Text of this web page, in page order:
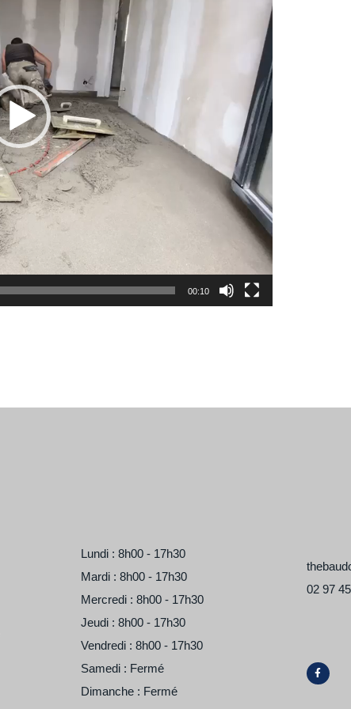
00:10
Lundi : 8h00 - 17h30
Mardi : 8h00 - 17h30
Mercredi : 8h00 - 17h30
Jeudi : 8h00 - 17h30
Vendredi : 8h00 - 17h30
Samedi : Fermé
Dimanche : Fermé
02 97
F
a
c